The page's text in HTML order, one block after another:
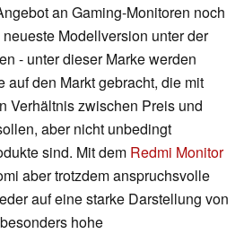
an Gaming-Monitoren noch
Modellversion unter der
- unter dieser Marke werden
auf den Markt gebracht, die mit
Verhältnis zwischen Preis und
aber nicht unbedingt
sind. Mit dem Redmi Monitor
aber trotzdem anspruchsvolle
auf eine starke Darstellung von
hohe